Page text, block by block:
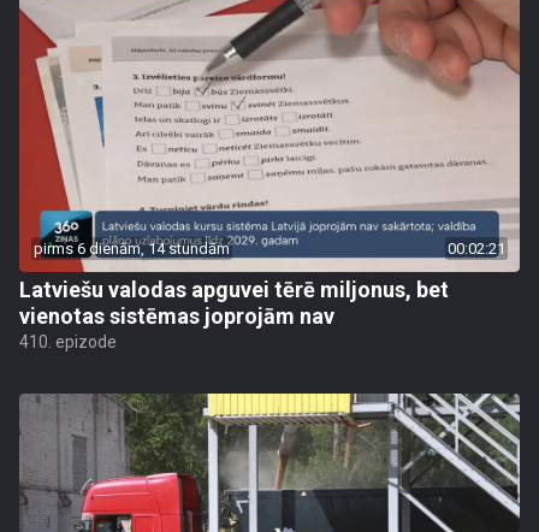
pirms 6 dienām, 14 stundām 00:02:21
Latviešu valodas apguvei tērē miljonus, bet
vienotas sistēmas joprojām nav
410. epizode